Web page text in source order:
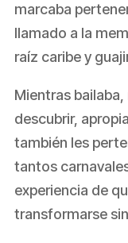
marcaba
llamado a la
raíz caribe y
Mientras
descubrir,
también les
tantos
experiencia de
transformarse